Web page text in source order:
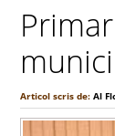
Articol scris de: Al